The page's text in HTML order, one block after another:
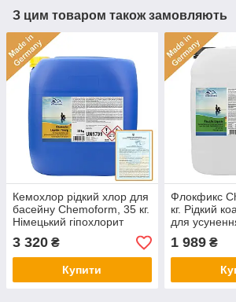
З цим товаром також замовляють
Кемохлор рідкий хлор для
басейну Chemoform, 35 кг.
Німецький гіпохлорит
натрію. Хімія для басейну
(Німеччина)
3 320 ₴
Купити
Флокфикс
кг. Рідкий
для
для басейну
1 989₴